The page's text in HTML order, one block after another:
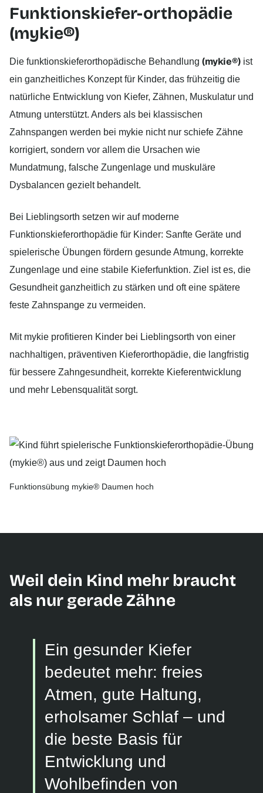
Funktionskiefer-orthopädie
(mykie®)
Die funktionskieferorthopädische Behandlung (mykie®) ist
ein ganzheitliches Konzept für Kinder, das frühzeitig die
natürliche Entwicklung von Kiefer, Zähnen, Muskulatur und
Atmung unterstützt. Anders als bei klassischen
Zahnspangen werden bei mykie nicht nur schiefe Zähne
korrigiert, sondern vor allem die Ursachen wie
Mundatmung, falsche Zungenlage und muskuläre
Dysbalancen gezielt behandelt.
Bei Lieblingsorth setzen wir auf moderne
Funktionskieferorthopädie für Kinder: Sanfte Geräte und
spielerische Übungen fördern gesunde Atmung, korrekte
Zungenlage und eine stabile Kieferfunktion. Ziel ist es, die
Gesundheit ganzheitlich zu stärken und oft eine spätere
feste Zahnspange zu vermeiden.
Mit mykie profitieren Kinder bei Lieblingsorth von einer
nachhaltigen, präventiven Kieferorthopädie, die langfristig
für bessere Zahngesundheit, korrekte Kieferentwicklung
und mehr Lebensqualität sorgt.
Funktionsübung mykie® Daumen hoch
Weil dein Kind mehr braucht
als nur gerade Zähne
Ein gesunder Kiefer
bedeutet mehr: freies
Atmen, gute Haltung,
erholsamer Schlaf – und
die beste Basis für
Entwicklung und
Wohlbefinden von